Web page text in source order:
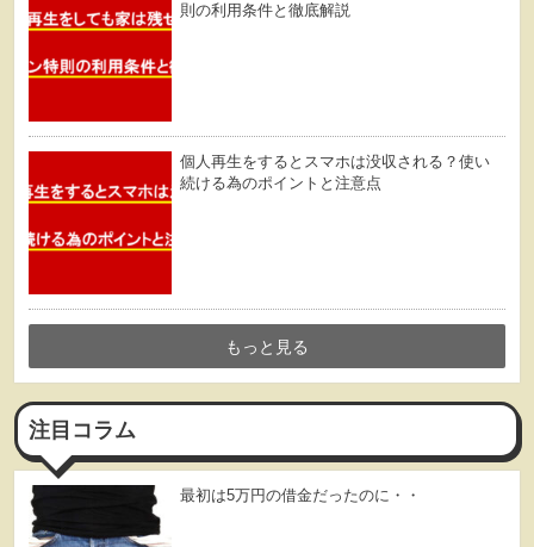
則の利用条件と徹底解説
個人再生をするとスマホは没収される？使い
続ける為のポイントと注意点
もっと見る
注目コラム
最初は5万円の借金だったのに・・